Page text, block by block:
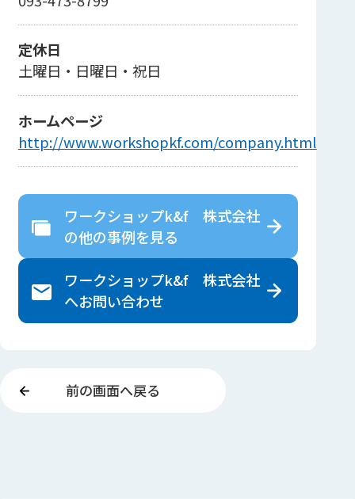
定休日
土曜日・日曜日・祝日
ホームページ
http://www.workshopkf.com/company.html
ワークショップk&f 株式会社
の他の事例を見る
ワークショップk&f 株式会社
へお問い合わせ
前の画面へ戻る